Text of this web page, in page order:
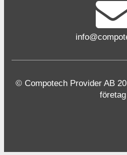
© Compotech Provider AB
företag